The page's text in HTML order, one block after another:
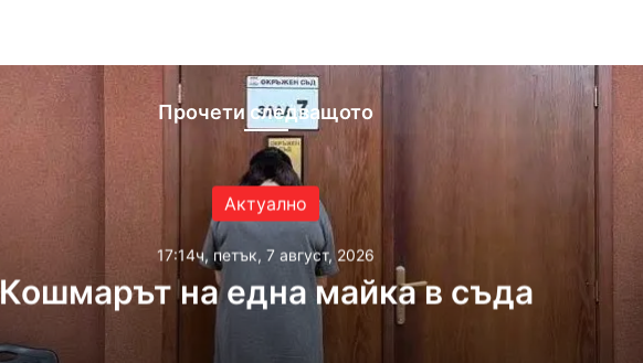
Прочети следващото
Актуално
17:14ч, петък, 7 август, 2026
Кошмарът на една майка в съда